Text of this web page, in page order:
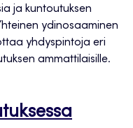
ja kuntoutuksen
ydinosaaminen
yhdyspintoja eri
ammattilaisille.